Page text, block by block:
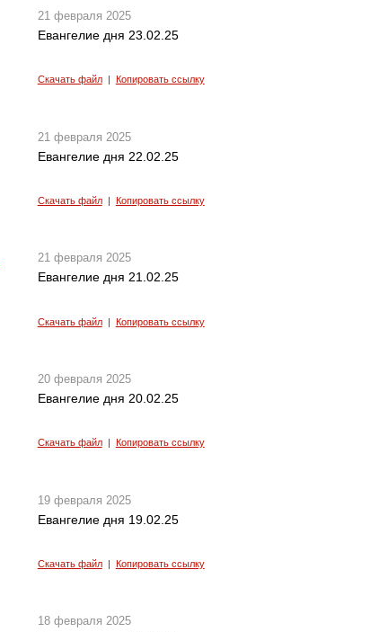
21 февраля 2025
Евангелие дня 23.02.25
Скачать файл| Копировать ссылку
21 февраля 2025
Евангелие дня 22.02.25
Скачать файл| Копировать ссылку
21 февраля 2025
Евангелие дня 21.02.25
Скачать файл| Копировать ссылку
20 февраля 2025
Евангелие дня 20.02.25
Скачать файл| Копировать ссылку
19 февраля 2025
Евангелие дня 19.02.25
Скачать файл| Копировать ссылку
18 февраля 2025